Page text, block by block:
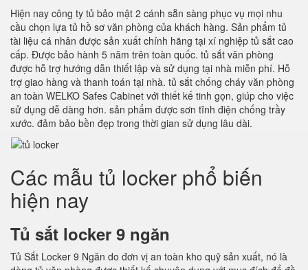
Hiện nay công ty tủ bảo mật 2 cánh sẵn sàng phục vụ mọi nhu
cầu chọn lựa tủ hồ sơ văn phòng của khách hàng. Sản phẩm tủ
tài liệu cá nhân được sản xuất chính hãng tại xí nghiệp tủ sắt cao
cấp. Được bảo hành 5 năm trên toàn quốc. tủ sắt văn phòng
được hỗ trợ hướng dẫn thiết lập và sử dụng tại nhà miễn phí. Hỗ
trợ giao hàng và thanh toán tại nhà. tủ sắt chống cháy văn phòng
an toàn WELKO Safes Cabinet với thiết kế tinh gọn, giúp cho việc
sử dụng dễ dàng hơn. sản phẩm được sơn tĩnh điện chống trầy
xước. đảm bảo bền đẹp trong thời gian sử dụng lâu dài.
Các mẫu tủ locker phổ biến
hiện nay
Tủ sắt locker 9 ngăn
Tủ Sắt Locker 9 Ngăn do đơn vị an toàn kho quỹ sản xuất, nó là